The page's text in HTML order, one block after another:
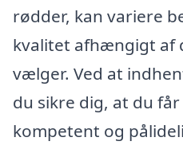
rødder, kan variere
kvalitet afhængigt af
vælger. Ved at
du sikre dig, at du
kompetent og